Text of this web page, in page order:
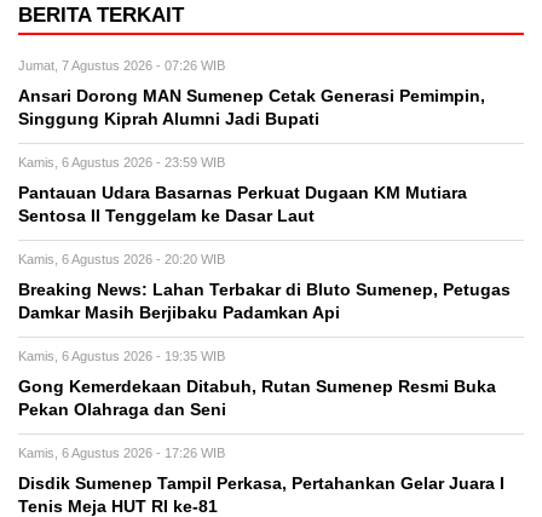
BERITA TERKAIT
Jumat, 7 Agustus 2026 - 07:26 WIB
Ansari Dorong MAN Sumenep Cetak Generasi Pemimpin,
Singgung Kiprah Alumni Jadi Bupati
Kamis, 6 Agustus 2026 - 23:59 WIB
Pantauan Udara Basarnas Perkuat Dugaan KM Mutiara
Sentosa II Tenggelam ke Dasar Laut
Kamis, 6 Agustus 2026 - 20:20 WIB
Breaking News: Lahan Terbakar di Bluto Sumenep, Petugas
Damkar Masih Berjibaku Padamkan Api
Kamis, 6 Agustus 2026 - 19:35 WIB
Gong Kemerdekaan Ditabuh, Rutan Sumenep Resmi Buka
Pekan Olahraga dan Seni
Kamis, 6 Agustus 2026 - 17:26 WIB
Disdik Sumenep Tampil Perkasa, Pertahankan Gelar Juara I
Tenis Meja HUT RI ke-81